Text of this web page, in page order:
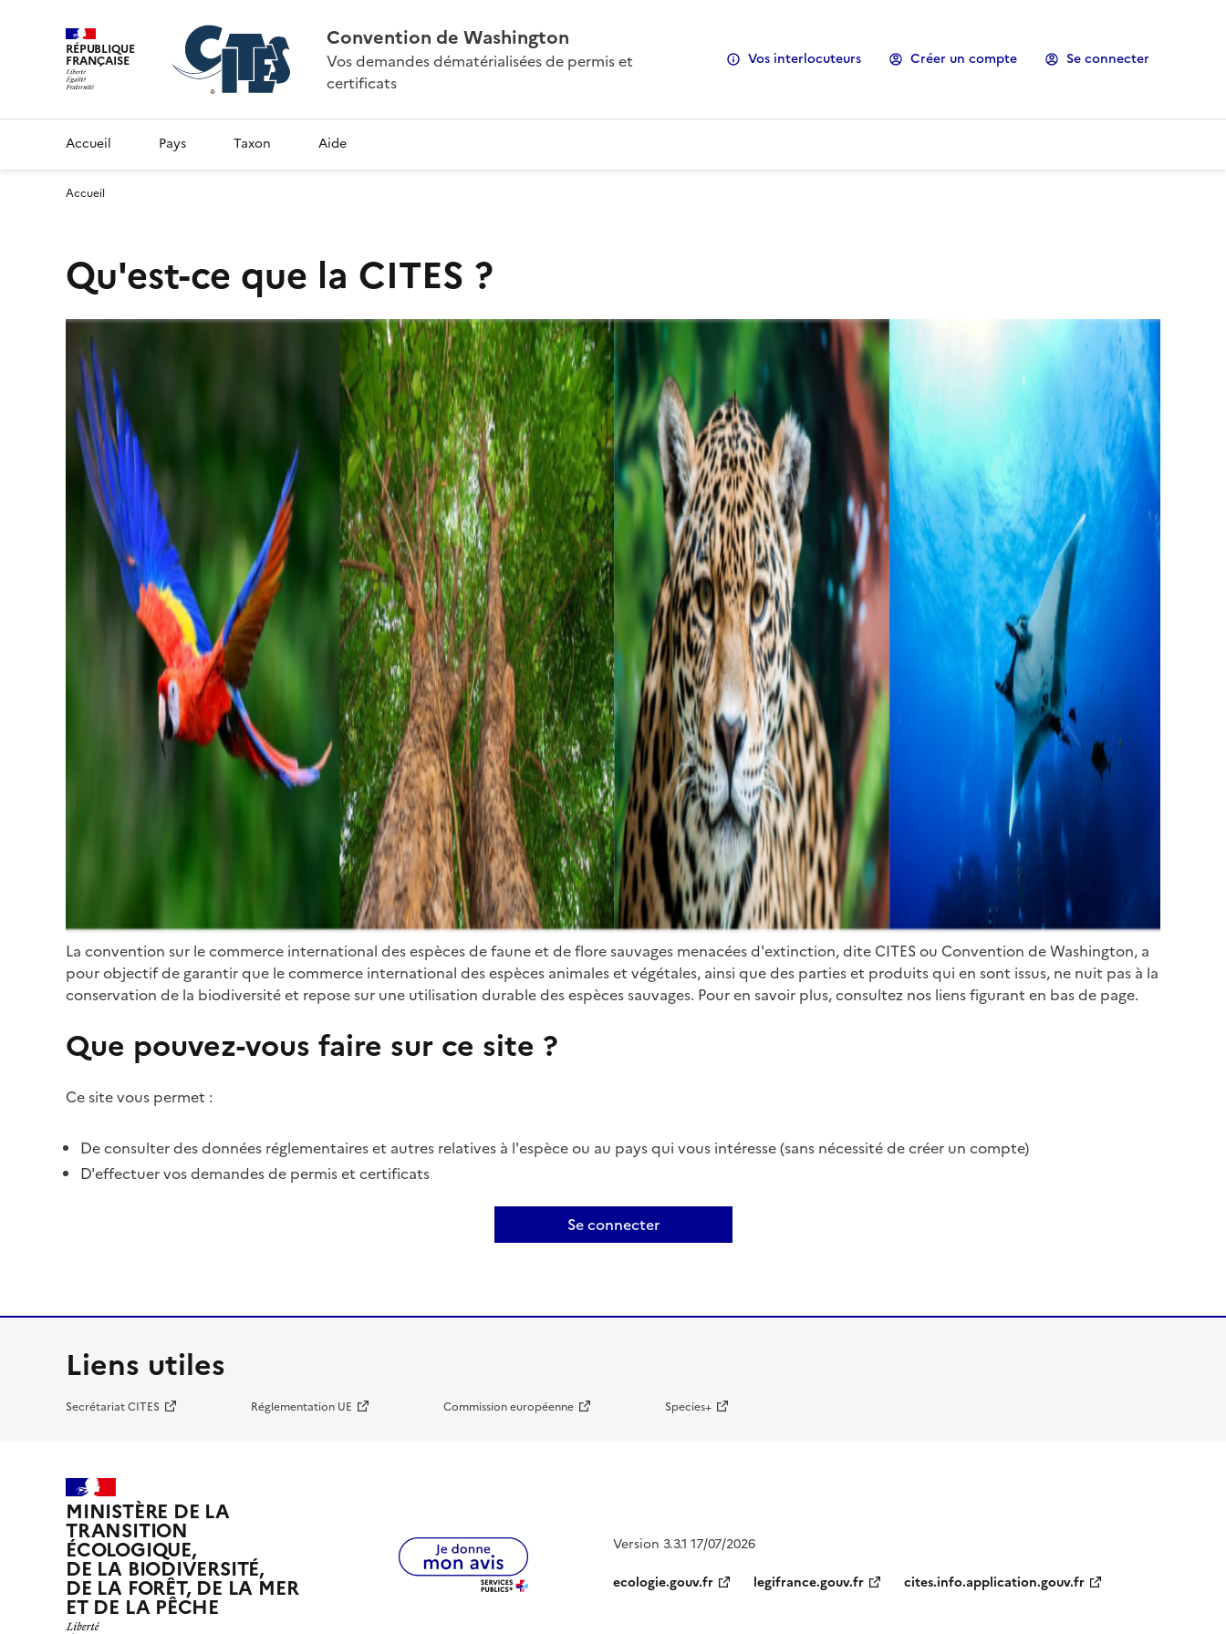
RÉPUBLIQUE
FRANÇAISE
Convention de Washington
Vos demandes dématérialisées de permis et
certificats
Vos interlocuteurs Créer un compte Se connecter
Accueil Pays Taxon Aide
Accueil
Qu'est-ce que la CITES ?
La convention sur le commerce international des espèces de faune et de flore sauvages menacées d'extinction, dite CITES ou Convention de Washington, a
pour objectif de garantir que le commerce international des espèces animales et végétales, ainsi que des parties et produits qui en sont issus, ne nuit pas à la
conservation de la biodiversité et repose sur une utilisation durable des espèces sauvages. Pour en savoir plus, consultez nos liens figurant en bas de page.
Que pouvez-vous faire sur ce site ?
Ce site vous permet :
De consulter des données réglementaires et autres relatives à l'espèce ou au pays qui vous intéresse (sans nécessité de créer un compte)
D'effectuer vos demandes de permis et certificats
Se connecter
Liens utiles
Secrétariat CITES Réglementation UE Commission européenne Species+
MINISTÈRE DE LA
TRANSITION
ÉCOLOGIQUE,
DE LA BIODIVERSITÉ,
DE LA FORÊT, DE LA MER
ET DE LA PÊCHE
Version 3.3.1 17/07/2026
ecologie.gouv.fr
legifrance.gouv.fr cites.info.application.gouv.fr